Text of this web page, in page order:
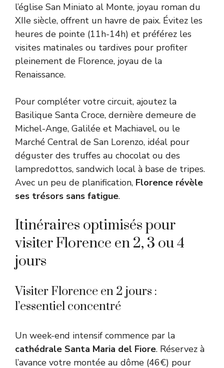
l’église San Miniato al Monte, joyau roman du
XIIe siècle, offrent un havre de paix. Évitez les
heures de pointe (11h-14h) et préférez les
visites matinales ou tardives pour profiter
pleinement de Florence, joyau de la
Renaissance.
Pour compléter votre circuit, ajoutez la
Basilique Santa Croce, dernière demeure de
Michel-Ange, Galilée et Machiavel, ou le
Marché Central de San Lorenzo, idéal pour
déguster des truffes au chocolat ou des
lampredottos, sandwich local à base de tripes.
Avec un peu de planification, Florence révèle
ses trésors sans fatigue.
Itinéraires optimisés pour
visiter Florence en 2, 3 ou 4
jours
Visiter Florence en 2 jours :
l’essentiel concentré
Un week-end intensif commence par la
cathédrale Santa Maria del Fiore. Réservez à
l’avance votre montée au dôme (46€) pour